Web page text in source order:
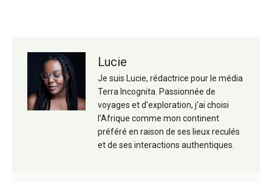
Lucie
Je suis Lucie, rédactrice pour le média
Terra Incognita. Passionnée de
voyages et d'exploration, j'ai choisi
l'Afrique comme mon continent
préféré en raison de ses lieux reculés
et de ses interactions authentiques.